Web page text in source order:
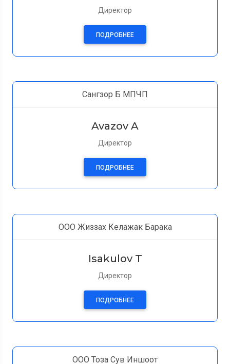
Директор
ПОДРОБНЕЕ
Сангзор Б МПЧП
Avazov A
Директор
ПОДРОБНЕЕ
ООО Жиззах Келажак Барака
Isakulov T
Директор
ПОДРОБНЕЕ
ООО Тоза Сув Иншоот